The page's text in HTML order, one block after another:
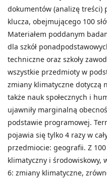
dokumentów (analizę treści)
klucza, obejmującego 100
Materiałem poddanym
dla szkół
techniczne oraz szkoły
wszystkie przedmioty w
zmiany klimatyczne dotyczą
także nauk społecznych i
ujawniły marginalną
podstawie programowej.
pojawia się tylko 4 razy w
przedmiocie: geografii. Z
klimatyczny i środowiskowy,
6: zmiany klimatyczne,